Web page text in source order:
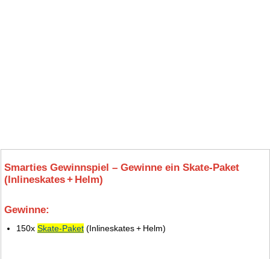
Smarties Gewinnspiel – Gewinne ein Skate‑Paket
(Inlineskates + Helm)
Gewinne:
150x Skate‑Paket (Inlineskates + Helm)